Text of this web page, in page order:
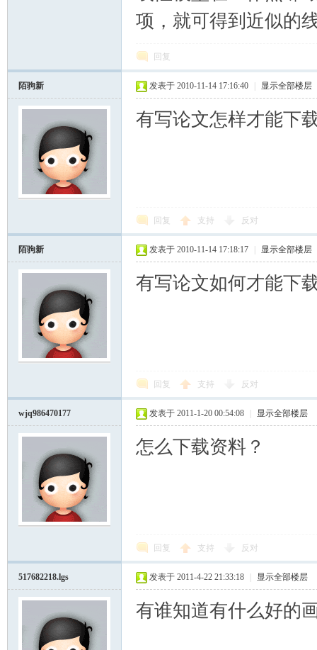
项，就可得到近似的
回复
陌驹新 发表于 2010-11-14 17:16:40 显示全部楼层
有写论文怎样才能下
回复 支持 反对
陌驹新 发表于 2010-11-14 17:18:17 显示全部楼层
有写论文如何才能下
回复 支持 反对
wjq986470177 发表于 2011-1-20 00:54:08 显示全部楼层
怎么下载资料？
回复 支持 反对
517682218.lgs 发表于 2011-4-22 21:33:18 显示全部楼层
有谁知道有什么好的